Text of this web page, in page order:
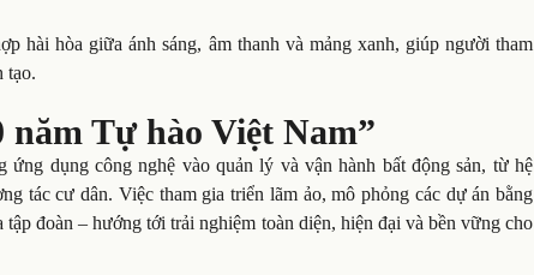
hài hòa giữa ánh sáng, âm thanh và mảng xanh, giúp người tham
tạo.
Tự hào Việt Nam”
dụng công nghệ vào quản lý và vận hành bất động sản, từ hệ
tác cư dân. Việc tham gia triển lãm ảo, mô phỏng các dự án bằng
đoàn – hướng tới trải nghiệm toàn diện, hiện đại và bền vững cho